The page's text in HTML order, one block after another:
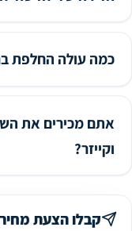
כמה עולה החלפת
אתם מכירים את
וקייזר?
קבלו הצעת מחיר